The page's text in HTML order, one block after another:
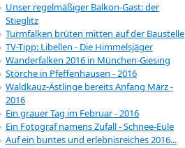
Unser regelmäßiger Balkon-Gast: der
Stieglitz
Turmfalken brüten mitten auf der Baustelle
TV-Tipp: Libellen - Die Himmelsjäger
Wanderfalken 2016 in München-Giesing
Störche in Pfeffenhausen - 2016
Waldkauz-Ästlinge bereits Anfang März -
2016
Ein grauer Tag im Februar - 2016
Ein Fotograf namens Zufall - Schnee-Eule
Auf ein buntes und erlebnisreiches 2016...